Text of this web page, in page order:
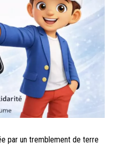
par un tremblement de terre